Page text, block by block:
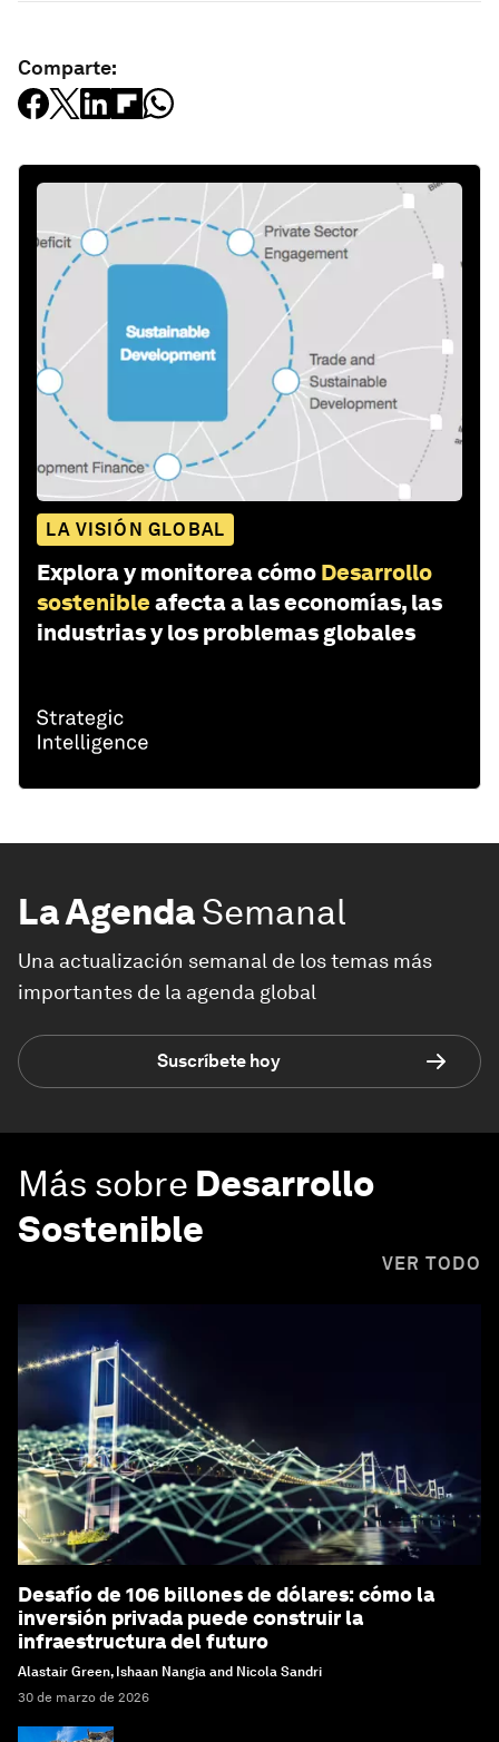
Comparte:
LA VISIÓN GLOBAL
Explora y monitorea cómo Desarrollo
sostenible afecta a las economías, las
industrias y los problemas globales
La AgendaSemanal
Una actualización semanal de los temas más
importantes de la agenda global
Suscríbete hoy
Más sobre Desarrollo
Sostenible
VER TODO
Desafío de 106 billones de dólares: cómo la
inversión privada puede construir la
infraestructura del futuro
Alastair Green, Ishaan Nangia and Nicola Sandri
30 de marzo de 2026